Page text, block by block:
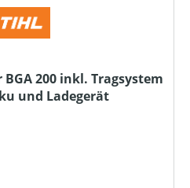
200 inkl. Tragsystem
und Ladegerät